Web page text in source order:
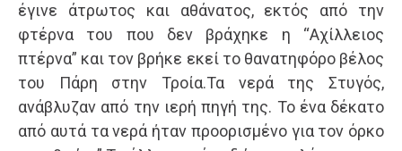
έγινε άτρωτος και αθάνατος, εκτός από την
φτέρνα του που δεν βράχηκε η “Αχίλλειος
πτέρνα” και τον βρήκε εκεί το θανατηφόρο βέλος
του Πάρη στην Τροία.Τα νερά της Στυγός,
ανάβλυζαν από την ιερή πηγή της. Το ένα δέκατο
από αυτά τα νερά ήταν προορισμένο για τον όρκο